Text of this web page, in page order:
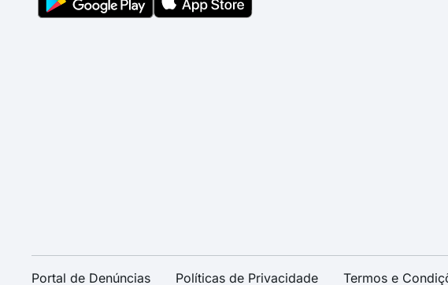
Portal de Denúncias Políticas de Privacidade Termos e